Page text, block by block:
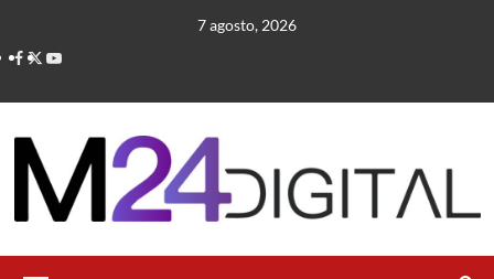
contenido
7 agosto, 2026